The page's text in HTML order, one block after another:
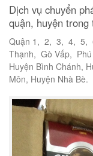
Dịch vụ chuyển
quận, huyện
Quận 1, 2, 3, 4, 5,
Thạnh, Gò Vấp,
Huyện Bình Chánh,
Môn, Huyện Nhà Bè.